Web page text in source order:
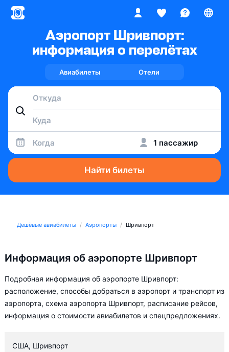
Аэропорт Шривпорт:
информация о перелётах
Авиабилеты Отели
Когда 1 пассажир
Найти билеты
Дешёвые авиабилеты Аэропорты Шривпорт
Информация об аэропорте Шривпорт
Подробная информация об аэропорте Шривпорт:
расположение, способы добраться в аэропорт и транспорт из
аэропорта, схема аэропорта Шривпорт, расписание рейсов,
информация о стоимости авиабилетов и спецпредложениях.
США, Шривпорт